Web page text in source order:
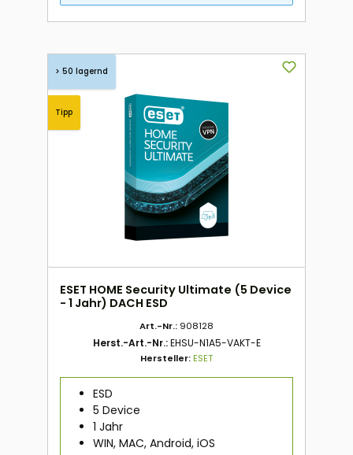
> 50 lagernd
Tipp
ESET HOME Security Ultimate (5 Device
- 1 Jahr) DACH ESD
Art.-Nr.: 908128
Herst.-Art.-Nr.:EHSU-N1A5-VAKT-E
Hersteller:ESET
ESD
5 Device
1 Jahr
WIN, MAC, Android, iOS